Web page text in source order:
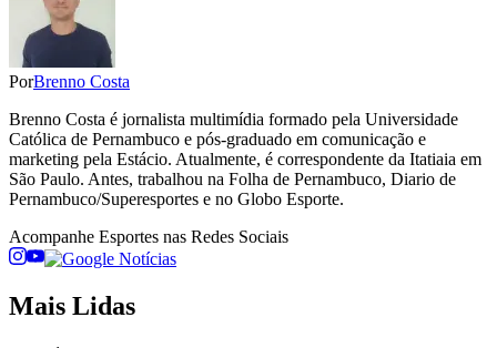
PorBrenno Costa
Brenno Costa é jornalista multimídia formado pela Universidade
Católica de Pernambuco e pós-graduado em comunicação e
marketing pela Estácio. Atualmente, é correspondente da Itatiaia em
São Paulo. Antes, trabalhou na Folha de Pernambuco, Diario de
Pernambuco/Superesportes e no Globo Esporte.
Acompanhe Esportes nas Redes Sociais
Mais Lidas